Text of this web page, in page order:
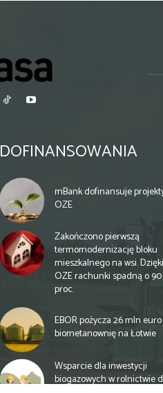
DOFINANSOWANIA
mBank dofinansuje
OZE
Zakończono pierwszą
termomodernizację bloku
mieszkalnego na wsi. Dzięki
OZE rachunki spadną o 90
proc.
EBOR pożycza 26 mln
biometanownię na Łotwie
Wsparcie dla inwestycji
biogazowych w rolnictwie